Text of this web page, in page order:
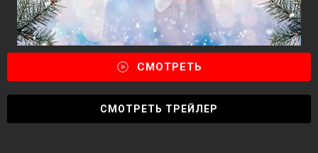
СМОТРЕТЬ
СМОТРЕТЬ ТРЕЙЛЕР